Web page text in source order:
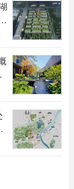
偶层，均带空
墅，空间阔
需求。